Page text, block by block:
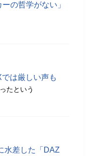
の哲学がない」
は厳しい声も
たという
水差した「DAZ